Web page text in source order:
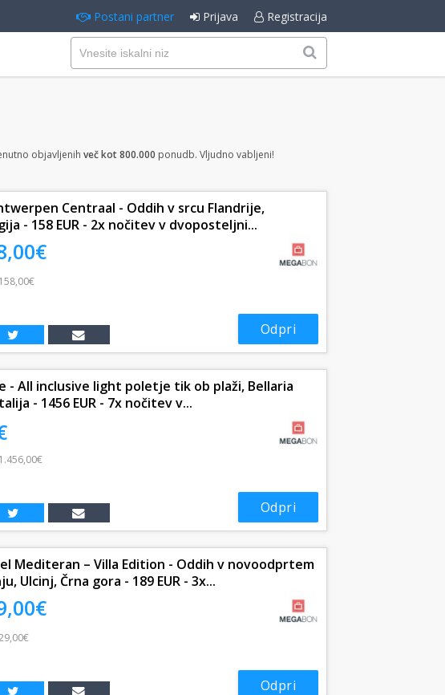
Postani partner Prijava Registracija
objavljenih več kot 800.000 ponudb. Vljudno vabljeni!
Centraal - Oddih v srcu Flandrije,
- 158 EUR - 2x nočitev v dvoposteljni...
158,00€
Odpri
- All inclusive light poletje tik ob plaži, Bellaria
- 1456 EUR - 7x nočitev v...
1.456,00€
Odpri
Mediteran – Villa Edition - Oddih v novoodprtem
Ulcinj, Črna gora - 189 EUR - 3x...
Odpri